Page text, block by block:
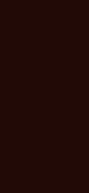
Création du
Bernard
motivante,
Créer un site